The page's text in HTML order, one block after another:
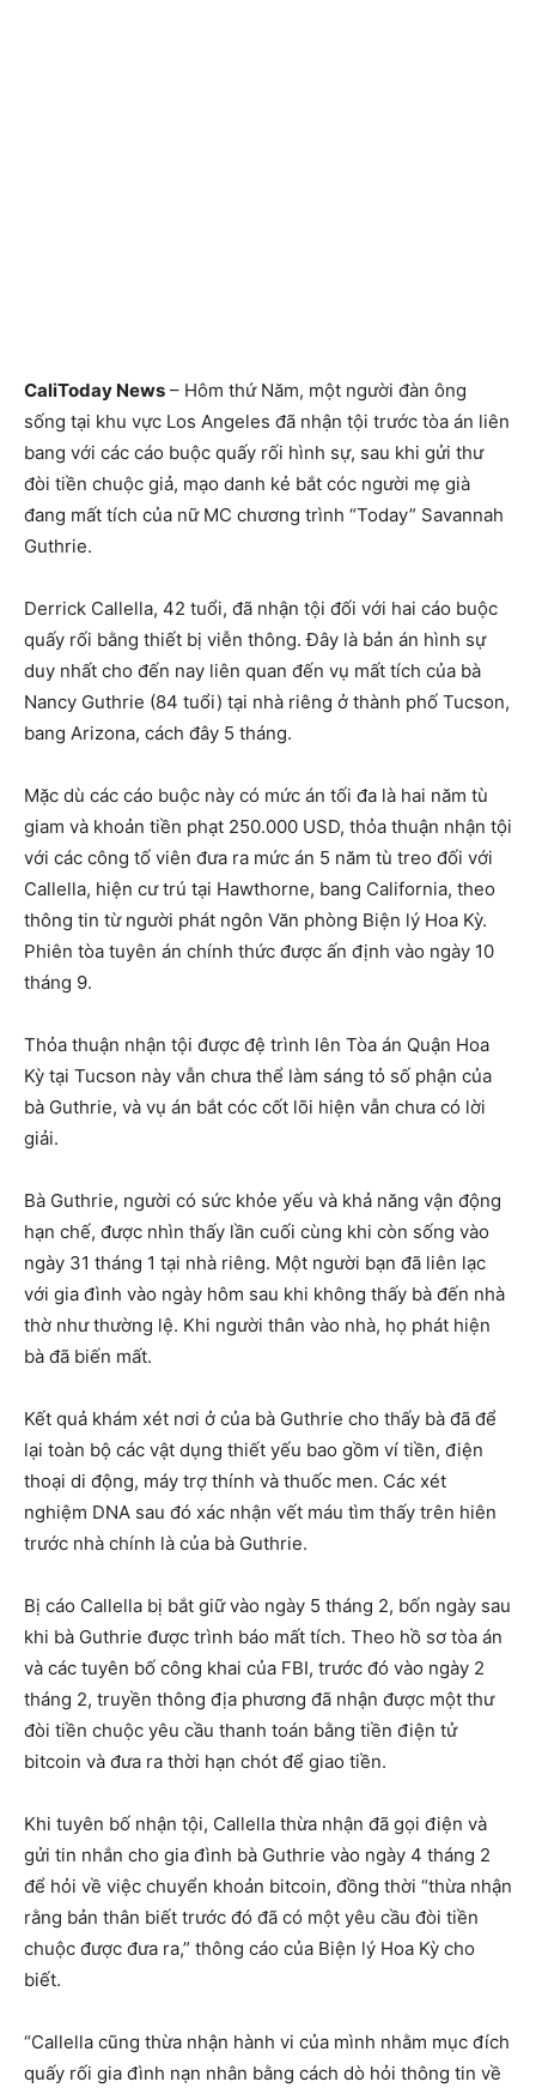
CaliToday News – Hôm thứ Năm, một người đàn ông
sống tại khu vực Los Angeles đã nhận tội trước tòa án liên
bang với các cáo buộc quấy rối hình sự, sau khi gửi thư
đòi tiền chuộc giả, mạo danh kẻ bắt cóc người mẹ già
đang mất tích của nữ MC chương trình “Today” Savannah
Guthrie.
Derrick Callella, 42 tuổi, đã nhận tội đối với hai cáo buộc
quấy rối bằng thiết bị viễn thông. Đây là bản án hình sự
duy nhất cho đến nay liên quan đến vụ mất tích của bà
Nancy Guthrie (84 tuổi) tại nhà riêng ở thành phố Tucson,
bang Arizona, cách đây 5 tháng.
Mặc dù các cáo buộc này có mức án tối đa là hai năm tù
giam và khoản tiền phạt 250.000 USD, thỏa thuận nhận tội
với các công tố viên đưa ra mức án 5 năm tù treo đối với
Callella, hiện cư trú tại Hawthorne, bang California, theo
thông tin từ người phát ngôn Văn phòng Biện lý Hoa Kỳ.
Phiên tòa tuyên án chính thức được ấn định vào ngày 10
tháng 9.
Thỏa thuận nhận tội được đệ trình lên Tòa án Quận Hoa
Kỳ tại Tucson này vẫn chưa thể làm sáng tỏ số phận của
bà Guthrie, và vụ án bắt cóc cốt lõi hiện vẫn chưa có lời
giải.
Bà Guthrie, người có sức khỏe yếu và khả năng vận động
hạn chế, được nhìn thấy lần cuối cùng khi còn sống vào
ngày 31 tháng 1 tại nhà riêng. Một người bạn đã liên lạc
với gia đình vào ngày hôm sau khi không thấy bà đến nhà
thờ như thường lệ. Khi người thân vào nhà, họ phát hiện
bà đã biến mất.
Kết quả khám xét nơi ở của bà Guthrie cho thấy bà đã để
lại toàn bộ các vật dụng thiết yếu bao gồm ví tiền, điện
thoại di động, máy trợ thính và thuốc men. Các xét
nghiệm DNA sau đó xác nhận vết máu tìm thấy trên hiên
trước nhà chính là của bà Guthrie.
Bị cáo Callella bị bắt giữ vào ngày 5 tháng 2, bốn ngày sau
khi bà Guthrie được trình báo mất tích. Theo hồ sơ tòa án
và các tuyên bố công khai của FBI, trước đó vào ngày 2
tháng 2, truyền thông địa phương đã nhận được một thư
đòi tiền chuộc yêu cầu thanh toán bằng tiền điện tử
bitcoin và đưa ra thời hạn chót để giao tiền.
Khi tuyên bố nhận tội, Callella thừa nhận đã gọi điện và
gửi tin nhắn cho gia đình bà Guthrie vào ngày 4 tháng 2
để hỏi về việc chuyển khoản bitcoin, đồng thời “thừa nhận
rằng bản thân biết trước đó đã có một yêu cầu đòi tiền
chuộc được đưa ra,” thông cáo của Biện lý Hoa Kỳ cho
biết.
“Callella cũng thừa nhận hành vi của mình nhằm mục đích
quấy rối gia đình nạn nhân bằng cách dò hỏi thông tin về